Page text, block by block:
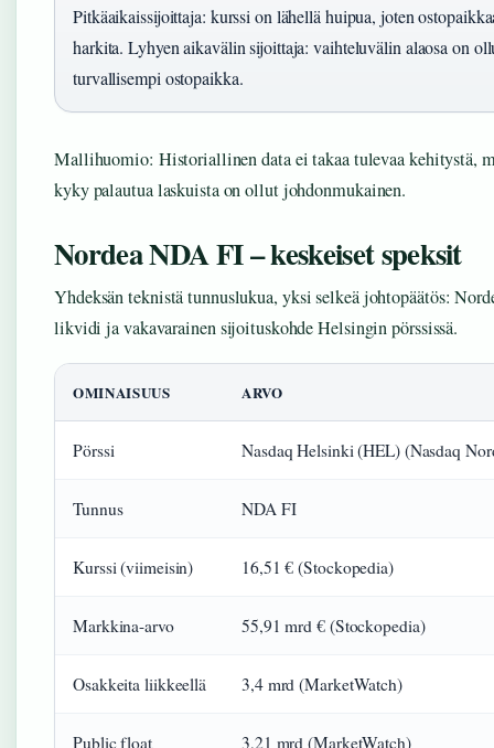
Pitkäaikaissijoittaja: kurssi on lähellä huipua, joten
harkita. Lyhyen aikavälin sijoittaja: vaihteluvälin alaosa on
turvallisempi ostopaikka.
Mallihuomio: Historiallinen data ei takaa tulevaa kehitystä,
kyky palautua laskuista on ollut johdonmukainen.
Nordea NDA FI – keskeiset speksit
Yhdeksän teknistä tunnuslukua, yksi selkeä johtopäätös:
likvidi ja vakavarainen sijoituskohde Helsingin pörssissä.
OMINAISUUS ARVO
Pörssi Nasdaq Helsinki (HEL) (Nasdaq
Tunnus NDA FI
Kurssi (viimeisin) 16,51 € (Stockopedia)
Markkina-arvo 55,91 mrd € (Stockopedia)
Osakkeita liikkeellä 3,4 mrd (MarketWatch)
Public float 3,21 mrd (MarketWatch)